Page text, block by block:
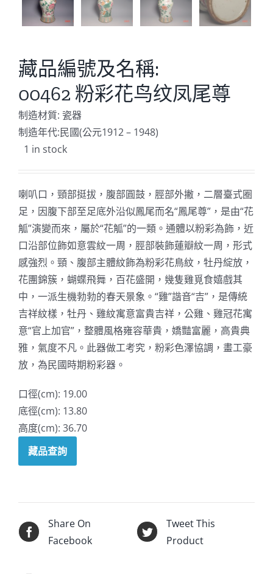
藏品編號及名稱:
00462 粉彩花鸟纹凤尾尊
制造材質: 瓷器
制造年代:民國(公元1912 – 1948)
1 in stock
喇叭口，頸部挺拔，腹部圓鼓，脛部外撇，二層臺式圈
足，因腹下部至足底外沿似鳳尾而名“鳳尾尊”，是由“花
觚”演變而來，屬於“花觚”的一類。通體以粉彩為飾，近
口沿部位飾如意雲紋一周，脛部裝飾蓮瓣紋一周，形式
感強烈。頸、腹部主體紋飾為粉彩花鳥紋，牡丹綻放，
花團錦簇，蝴蝶飛舞，百花盛開，幾隻雞覓食嬉戲其
中，一派生機勃勃的春天景象。“雞”諧音“吉”，是傳統
吉祥紋樣，牡丹、雞紋寓意富貴吉祥，公雞、雞冠花寓
意“官上加官”，整體風格雍容華貴，嬌豔富麗，高貴典
雅，氣度不凡。此器做工考究，粉彩色澤協調，畫工豪
放，為民國時期粉彩器。
口徑(cm): 19.00
底徑(cm): 13.80
高度(cm): 36.70
藏品查詢
Share On
Facebook
Tweet This
Product